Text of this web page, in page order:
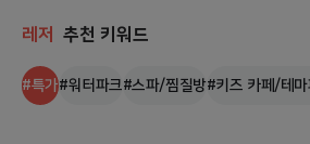
레저 추천 키워드
#특가#워터파크#스파/찜질방#키즈 카페/테